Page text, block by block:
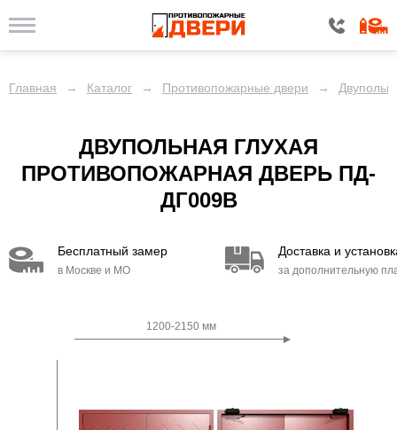
Главная → Каталог → Противопожарные двери →
ДВУПОЛЬНАЯ ГЛУХАЯ
ПРОТИВОПОЖАРНАЯ ДВЕРЬ ПД-
ДГ009B
Бесплатный замер
в Москве и МО
Доставка и
за дополнительную
1200-2150 мм